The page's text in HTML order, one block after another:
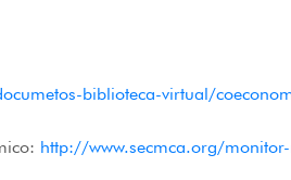
biblioteca-virtual/
http://www.secmca.org/